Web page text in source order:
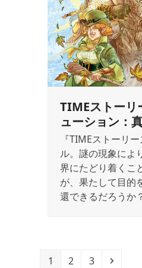
TIMEストーリ
ューション：
『TIMEストーリ
ル。謎の現象によ
界にたどり着くこ
が、果たして目的
還できるだろうか
Page
1 Page
2 Page
3 Next